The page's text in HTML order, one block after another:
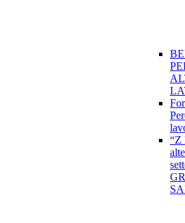
“Z